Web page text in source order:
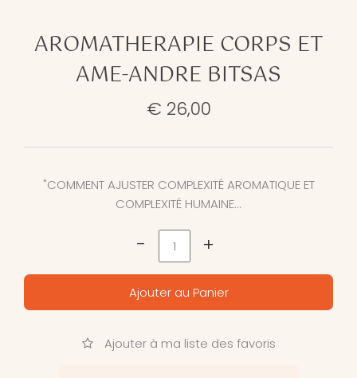
AROMATHERAPIE CORPS ET
AME-ANDRE BITSAS
€ 26,00
"COMMENT AJUSTER COMPLEXITÉ AROMATIQUE ET
COMPLEXITÉ HUMAINE...
- +
Ajouter au Panier
Ajouter à ma liste des favoris